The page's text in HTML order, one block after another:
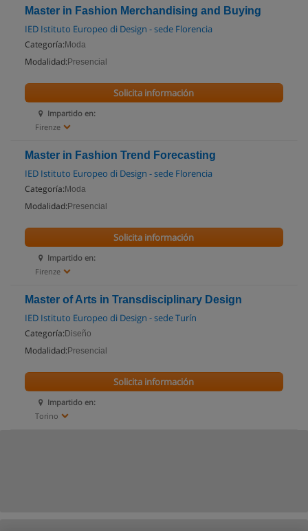
Master in Fashion Merchandising and Buying
IED Istituto Europeo di Design - sede Florencia
Categoría: Moda
Modalidad: Presencial
Impartido en:
Firenze
Solicita información
Master in Fashion Trend Forecasting
IED Istituto Europeo di Design - sede Florencia
Categoría: Moda
Modalidad: Presencial
Impartido en:
Firenze
Solicita información
Master of Arts in Transdisciplinary Design
IED Istituto Europeo di Design - sede Turín
Categoría: Diseño
Modalidad: Presencial
Impartido en:
Torino
Solicita información